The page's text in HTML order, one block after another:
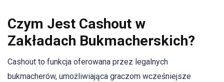
Czym Jest Cashout w
Zakładach Bukmacherskich?
Cashout to funkcja oferowana przez legalnych
bukmacherów, umożliwiająca graczom wcześniejsze